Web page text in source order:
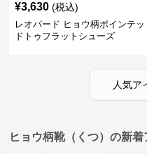
¥3,630 (税込)
レオパード ヒョウ柄ポインテッ
ドトゥフラットシューズ
人気ア
ヒョウ柄靴（くつ）の新着